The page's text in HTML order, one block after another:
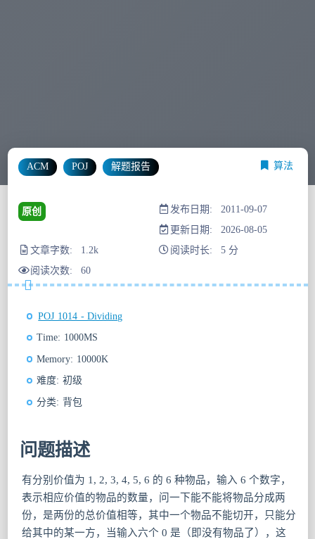
ACM POJ 解题报告 算法
原创
发布日期: 2011-09-07
更新日期: 2026-08-05
文章字数: 1.2k
阅读时长: 5 分
阅读次数: 60
POJ 1014 - Dividing
Time: 1000MS
Memory: 10000K
难度: 初级
分类: 背包
问题描述
有分别价值为 1, 2, 3, 4, 5, 6 的 6 种物品，输入 6 个数字，
表示相应价值的物品的数量，问一下能不能将物品分成两
份，是两份的总价值相等，其中一个物品不能切开，只能分
给其中的某一方，当输入六个 0 是（即没有物品了），这